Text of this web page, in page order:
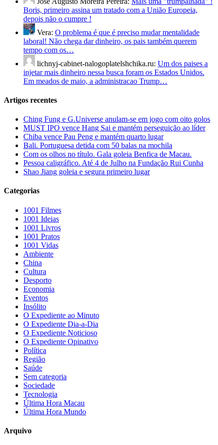
Boris, primeiro assina um tratado com a União Europeia,
depois não o cumpre !
Vera: O problema é que é preciso mudar mentalidade
laboral! Não chega dar dinheiro, os pais também querem
tempo com os…
lichnyj-cabinet-nalogoplatelshchika.ru: Um dos paises a
injetar mais dinheiro nessa busca foram os Estados Unidos.
Em meados de maio, a administracao Trump…
Artigos recentes
Ching Fung e G.Universe anulam-se em jogo com oito golos
MUST IPO vence Hang Sai e mantém perseguição ao líder
Chiba vence Pau Peng e mantém quarto lugar
Bali. Portuguesa detida com 50 balas na mochila
Com os olhos no título. Gala goleia Benfica de Macau.
Pessoa caligráfico. Até 4 de Julho na Fundação Rui Cunha
Shao Jiang goleia e segura primeiro lugar
Categorias
1001 Filmes
1001 Ideias
1001 Livros
1001 Pratos
1001 Vidas
Ambiente
China
Cultura
Desporto
Economia
Eventos
Insólito
O Expediente ao Minuto
O Expediente Dia-a-Dia
O Expediente Noticioso
O Expediente Opinativo
Política
Região
Saúde
Sem categoria
Sociedade
Tecnologia
Última Hora Macau
Última Hora Mundo
Arquivo